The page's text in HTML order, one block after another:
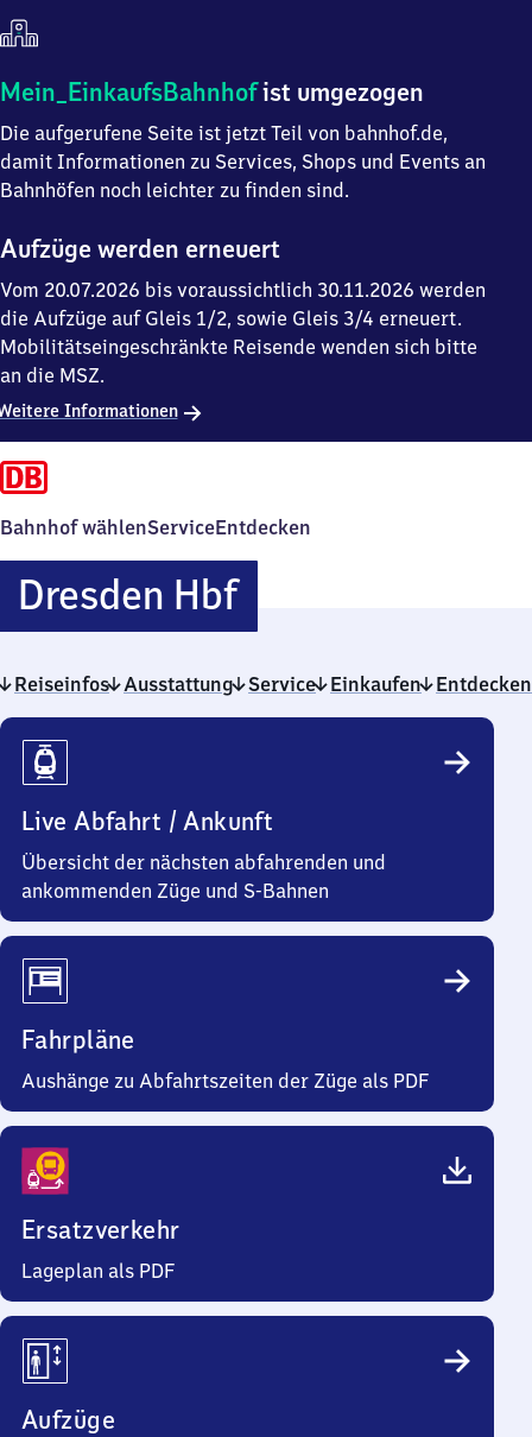
Mein
Einkaufsbahnhof
ist
umgezogen
Mein_EinkaufsBahnhofist umgezogen
Die aufgerufene Seite ist jetzt Teil von bahnhof.de,
damit Informationen zu Services, Shops und Events an
Bahnhöfen noch leichter zu finden sind.
Aufzüge werden erneuert
Vom 20.07.2026 bis voraussichtlich 30.11.2026 werden
die Aufzüge auf Gleis 1/2, sowie Gleis 3/4 erneuert.
Mobilitätseingeschränkte Reisende wenden sich bitte
an die MSZ.
Informationen
Bahnhof wählenServiceEntdecken
Dresden HbfDresden
Hauptbahnhof
Reiseinfos Ausstattung Service Einkaufen Entdecken
Reiseinfos
Live Abfahrt / Ankunft
Übersicht der nächsten abfahrenden und
ankommenden Züge und S-Bahnen
Fahrpläne
Aushänge zu Abfahrtszeiten der Züge als PDF
Ersatzverkehr
Lageplan als PDF
Aufzüge